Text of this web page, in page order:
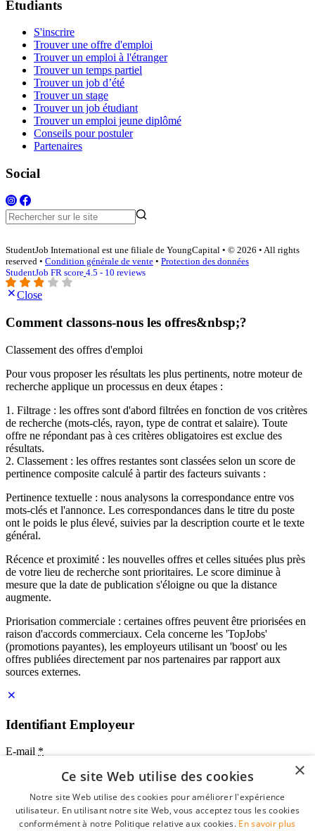
Étudiants
S'inscrire
Trouver une offre d'emploi
Trouver un emploi à l'étranger
Trouver un temps partiel
Trouver un job d’été
Trouver un stage
Trouver un job étudiant
Trouver un emploi jeune diplômé
Conseils pour postuler
Partenaires
Social
StudentJob International est une filiale de YoungCapital • © 2026 • All rights
reserved • Condition générale de vente • Protection des données
StudentJob FR score 4.5 - 10 reviews
Close
Comment classons-nous les offres&nbsp;?
Classement des offres d'emploi
Pour vous proposer les résultats les plus pertinents, notre moteur de
recherche applique un processus en deux étapes :
1. Filtrage : les offres sont d'abord filtrées en fonction de vos critères
de recherche (mots-clés, rayon, type de contrat et salaire). Toute
offre ne répondant pas à ces critères obligatoires est exclue des
résultats.
2. Classement : les offres restantes sont classées selon un score de
pertinence composite calculé à partir des facteurs suivants :
Pertinence textuelle : nous analysons la correspondance entre vos
mots-clés et l'annonce. Les correspondances dans le titre du poste
ont le poids le plus élevé, suivies par la description courte et le texte
général.
Récence et proximité : les nouvelles offres et celles situées plus près
de votre lieu de recherche sont prioritaires. Le score diminue à
mesure que la date de publication s'éloigne ou que la distance
augmente.
Priorisation commerciale : certaines offres peuvent être priorisées en
raison d'accords commerciaux. Cela concerne les 'TopJobs'
(promotions payantes), les employeurs utilisant un 'boost' ou les
offres publiées directement par nos partenaires par rapport aux
sources externes.
Identifiant Employeur
E-mail *
Mot de passe
se souvenir de moi
mot de passe oublié?
×
Ce site Web utilise des cookies
Notre site Web utilise des cookies pour améliorer l'expérience
utilisateur. En utilisant notre site Web, vous acceptez tous les cookies
conformément à notre Politique relative aux cookies. En savoir plus